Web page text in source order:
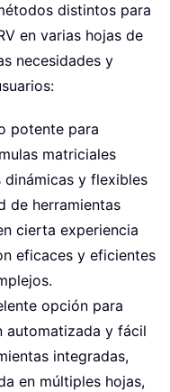
distintos para
en varias hojas de
necesidades y
potente para
matriciales
dinámicas y flexibles
de herramientas
cierta experiencia
eficaces y eficientes
opción para
automatizada y fácil
integradas,
en múltiples hojas,